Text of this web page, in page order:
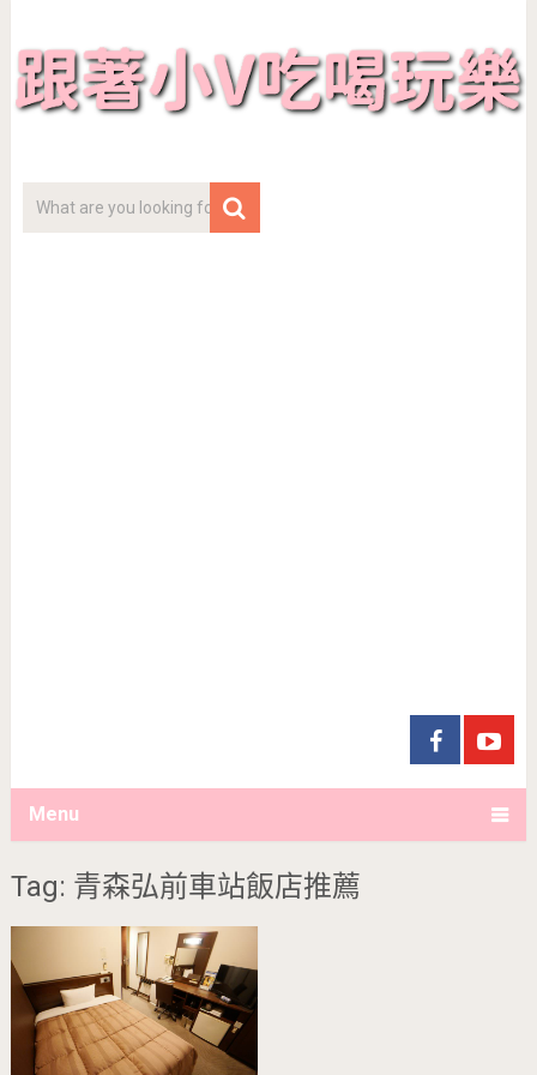
Menu
Tag: 青森弘前車站飯店推薦